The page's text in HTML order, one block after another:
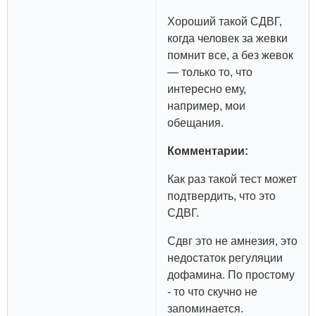
Хороший такой СДВГ,
когда человек за жевки
помнит все, а без жевок
— только то, что
интересно ему,
например, мои
обещания.
Комментарии:
Как раз такой тест может
подтвердить, что это
СДВГ.
Сдвг это не амнезия, это
недостаток регуляции
дофамина. По простому
- то что скучно не
запоминается.